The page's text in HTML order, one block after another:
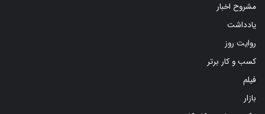
یادداشت
روایت روز
کسب و کار برتر
فیلم
بازار
عکس و طرح و کاریکاتور